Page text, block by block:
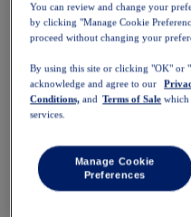
Coleção
Calçado
Corrida
Corrida em
Ténis
Padel
Netball
SportStyle
Partes de cima
You can review and change your
by clicking "Manage Cookie
proceed without changing your
By using this site or clicking "OK" or
acknowledge and agree to our
Conditions, and Terms of Sale which
services.
Manage Cookie
Preferences